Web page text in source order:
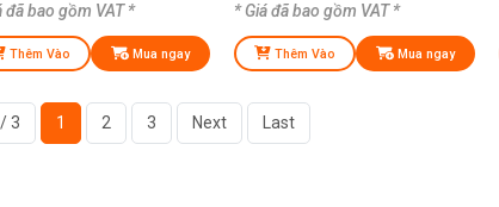
đã bao gồm VAT *
Thêm Vào Mua ngay
* Giá đã bao gồm VAT *
Thêm Vào Mua ngay
3 1 2 3 Next Last